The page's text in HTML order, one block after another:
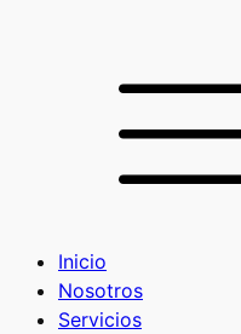
Inicio
Nosotros
Servicios